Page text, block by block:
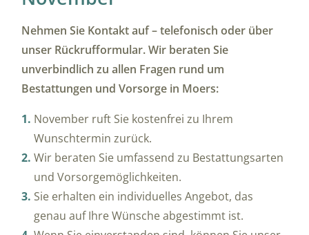
Nehmen Sie Kontakt auf – telefonisch oder über
unser Rückrufformular. Wir beraten Sie
unverbindlich zu allen Fragen rund um
Bestattungen und Vorsorge in Moers:
November ruft Sie kostenfrei zu Ihrem
Wunschtermin zurück.
Wir beraten Sie umfassend zu Bestattungsarten
und Vorsorgemöglichkeiten.
Sie erhalten ein individuelles Angebot, das
genau auf Ihre Wünsche abgestimmt ist.